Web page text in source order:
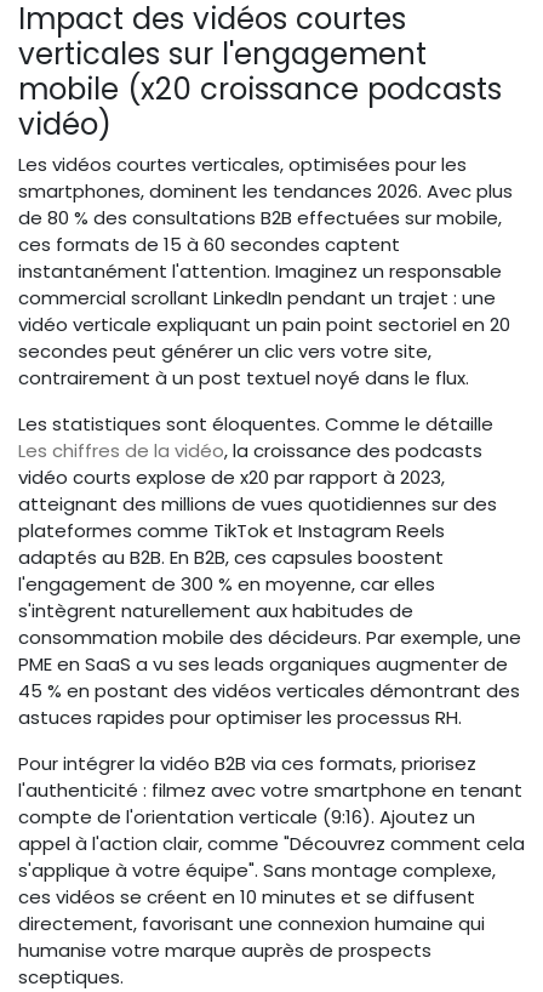
Impact des vidéos courtes
verticales sur l'engagement
mobile (x20 croissance podcasts
vidéo)
Les vidéos courtes verticales, optimisées pour les
smartphones, dominent les tendances 2026. Avec plus
de 80 % des consultations B2B effectuées sur mobile,
ces formats de 15 à 60 secondes captent
instantanément l'attention. Imaginez un responsable
commercial scrollant LinkedIn pendant un trajet : une
vidéo verticale expliquant un pain point sectoriel en 20
secondes peut générer un clic vers votre site,
contrairement à un post textuel noyé dans le flux.
Les statistiques sont éloquentes. Comme le détaille
Les chiffres de la vidéo, la croissance des podcasts
vidéo courts explose de x20 par rapport à 2023,
atteignant des millions de vues quotidiennes sur des
plateformes comme TikTok et Instagram Reels
adaptés au B2B. En B2B, ces capsules boostent
l'engagement de 300 % en moyenne, car elles
s'intègrent naturellement aux habitudes de
consommation mobile des décideurs. Par exemple, une
PME en SaaS a vu ses leads organiques augmenter de
45 % en postant des vidéos verticales démontrant des
astuces rapides pour optimiser les processus RH.
Pour intégrer la vidéo B2B via ces formats, priorisez
l'authenticité : filmez avec votre smartphone en tenant
compte de l'orientation verticale (9:16). Ajoutez un
appel à l'action clair, comme "Découvrez comment cela
s'applique à votre équipe". Sans montage complexe,
ces vidéos se créent en 10 minutes et se diffusent
directement, favorisant une connexion humaine qui
humanise votre marque auprès de prospects
sceptiques.